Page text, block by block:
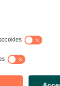
har
som
men även
krona har
jämfört